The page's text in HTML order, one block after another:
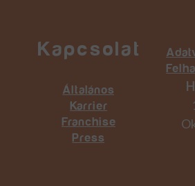
Kapcsolat
Általános
Karrier
Franchise
Press